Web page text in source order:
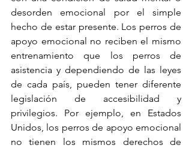
desorden emocional por el simple
hecho de estar presente. Los perros de
apoyo emocional no reciben el mismo
entrenamiento que los perros de
asistencia y dependiendo de las leyes
de cada país, pueden tener diferente
legislación de accesibilidad y
privilegios. Por ejemplo, en Estados
Unidos, los perros de apoyo emocional
no tienen los mismos derechos de